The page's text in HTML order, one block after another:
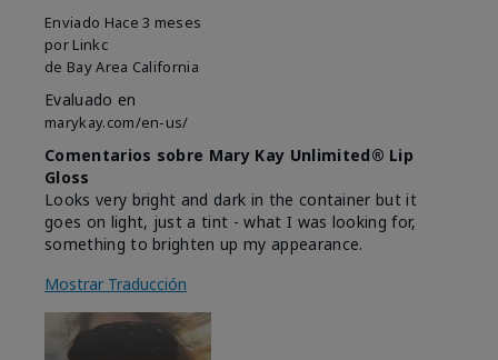
Enviado Hace 3 meses
por Linkc
de Bay Area California
Evaluado en
marykay.com/en-us/
Comentarios sobre Mary Kay Unlimited® Lip
Gloss
Looks very bright and dark in the container but it
goes on light, just a tint - what I was looking for,
something to brighten up my appearance.
Mostrar Traducción